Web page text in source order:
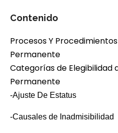
Contenido
Procesos Y
Permanente
Categorías de Elegibilidad
Permanente
-Ajuste De Estatus
-Causales de Inadmisibilidad